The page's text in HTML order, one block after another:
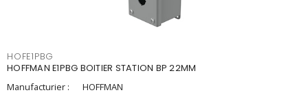
HOFE1PBG
HOFFMAN E1PBG BOITIER STATION BP 22MM
Manufacturier :
HOFFMAN